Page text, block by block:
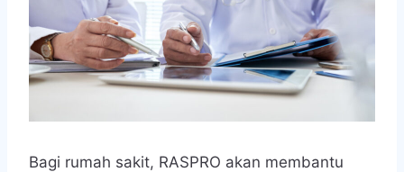
Bagi rumah sakit, RASPRO akan membantu